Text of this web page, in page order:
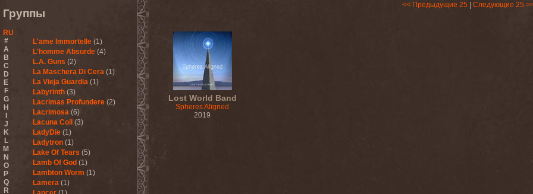
Группы
RU
#
A
B
C
D
E
F
G
H
J
K
L
M
N
O
P
Q
R
L'ame Immortelle (1)
L'homme Absurde (4)
L.A. Guns (2)
La Maschera Di Cera (1)
La Vieja Guardia (1)
Labyrinth (3)
Lacrimas Profundere (2)
Lacrimosa (6)
Lacuna Coil (3)
LadyDie (1)
Ladytron (1)
Lake Of Tears (5)
Lamb Of God (1)
Lambton Worm (1)
Lamera (1)
<< Предыдущие 25 Следующие 25
Lost World Band
Spheres Aligned
2019